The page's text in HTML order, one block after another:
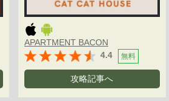
APARTMENT BACON
4.4
無料
攻略記事へ